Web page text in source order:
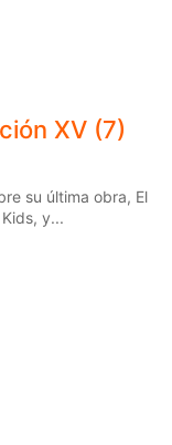
XV (7)
su última obra, El
y...